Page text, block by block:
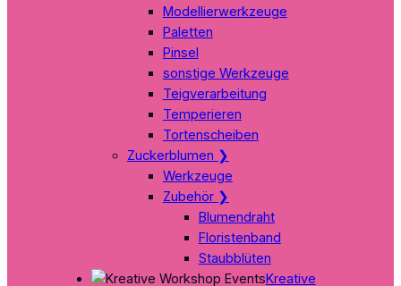
Modellierwerkzeuge
Paletten
Pinsel
sonstige Werkzeuge
Teigverarbeitung
Temperieren
Tortenscheiben
Zuckerblumen ❯
Werkzeuge
Zubehör ❯
Blumendraht
Floristenband
Staubblüten
Kreative